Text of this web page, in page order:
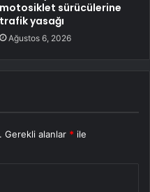
motosiklet sürücülerine
trafik yasağı
Ağustos 6, 2026
Gerekli alanlar * ile